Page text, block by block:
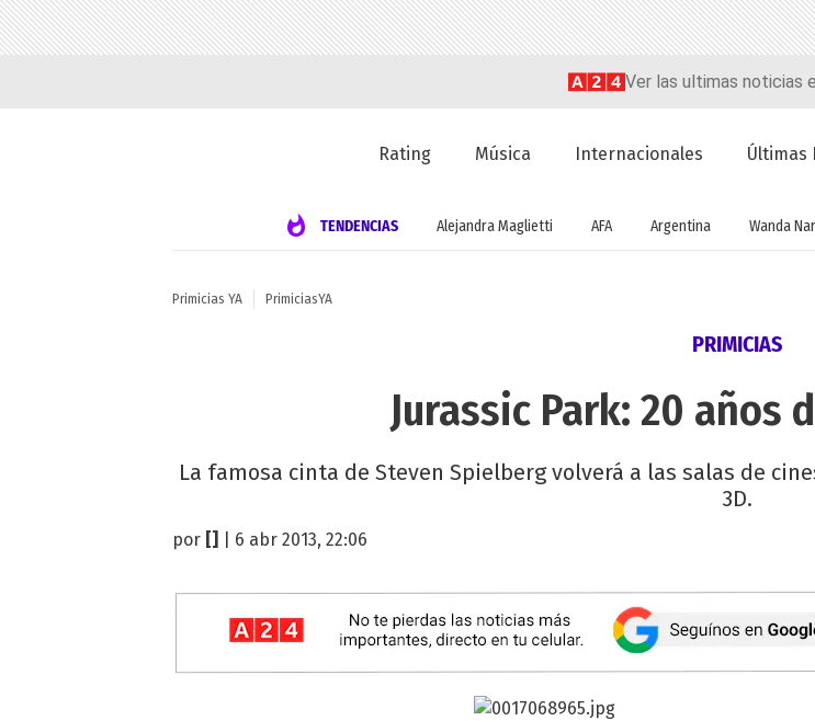
Ver las ultimas noticias
Rating Música Internacionales Últimas
TENDENCIAS Alejandra Maglietti AFA Argentina Wanda
Primicias YA PrimiciasYA
PRIMICIAS
Jurassic Park: 20 años
La famosa cinta de Steven Spielberg volverá a las salas de
3D.
por | 6 abr 2013, 22:06